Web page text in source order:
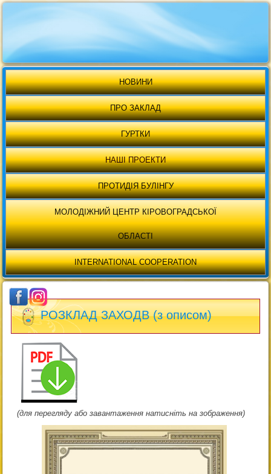
НОВИНИ
ПРО ЗАКЛАД
ГУРТКИ
НАШІ ПРОЕКТИ
ПРОТИДІЯ БУЛІНГУ
МОЛОДІЖНИЙ ЦЕНТР КІРОВОГРАДСЬКОЇ
ОБЛАСТІ
INTERNATIONAL COOPERATION
РОЗКЛАД ЗАХОДВ (з описом)
(для перегляду або завантаження натисніть на зображення)